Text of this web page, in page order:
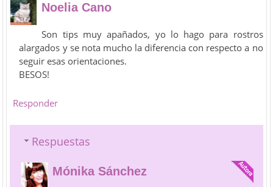
Noelia Cano
Son tips muy apañados, yo lo hago para rostros
alargados y se nota mucho la diferencia con respecto a no
seguir esas orientaciones.
BESOS!
Responder
Respuestas
Mónika Sánchez